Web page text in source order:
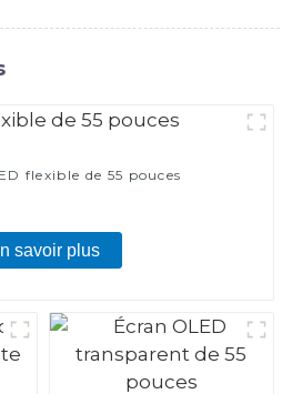
flexible de 55 pouces
savoir plus